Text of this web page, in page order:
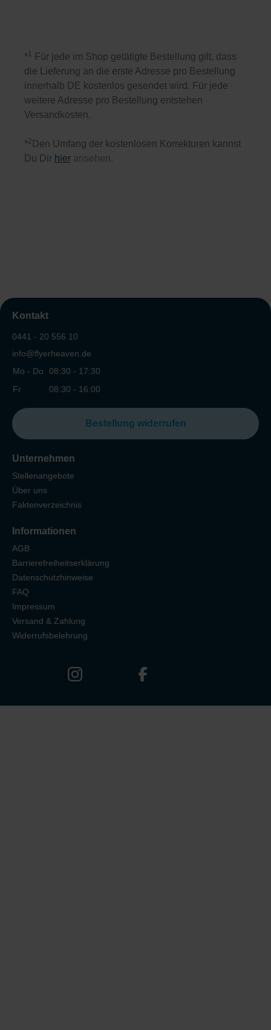
*1
Für jede im Shop getätigte Bestellung gilt, dass
die Lieferung an die erste Adresse pro Bestellung
innerhalb DE kostenlos gesendet wird. Für jede
weitere Adresse pro Bestellung entstehen
Versandkosten.
*2 Den Umfang der kostenlosen Korrekturen kannst
Du Dir hier ansehen.
Kontakt
0441 - 20 556 10
info@flyerheaven.de
Mo - Do
08:30 - 17:30
Fr
08:30 - 16:00
Bestellung widerrufen
Unternehmen
Stellenangebote
Über uns
Faktenverzeichnis
Informationen
AGB
Barrierefreiheitserklärung
Datenschutzhinweise
FAQ
Impressum
Versand & Zahlung
Widerrufsbelehrung